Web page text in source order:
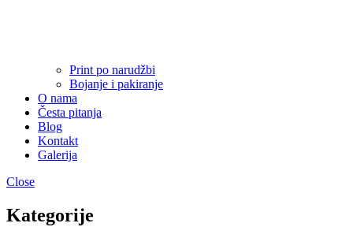
Print po narudžbi
Bojanje i pakiranje
O nama
Česta pitanja
Blog
Kontakt
Galerija
Close
Kategorije